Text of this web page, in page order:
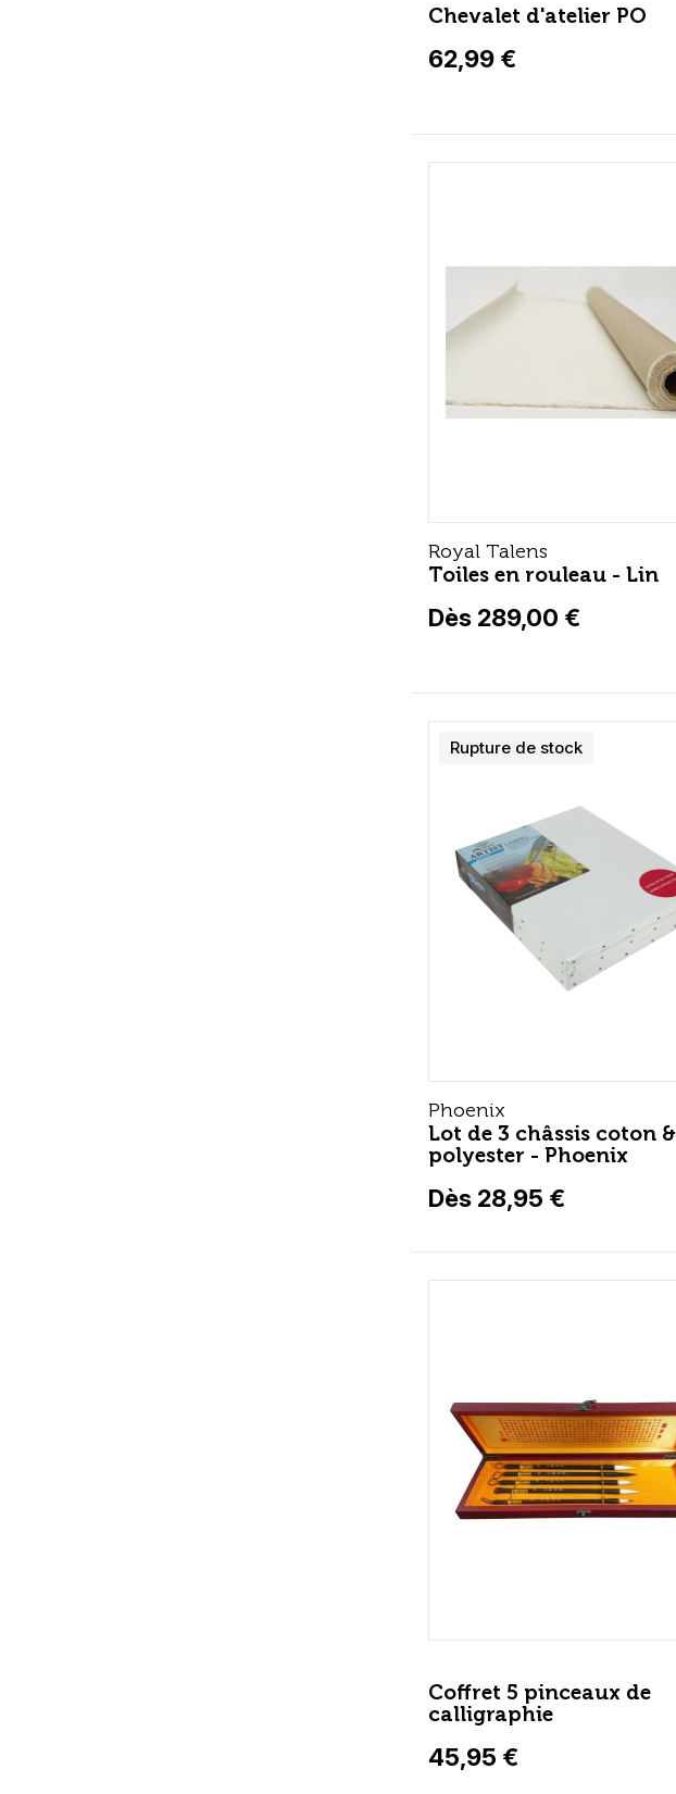
Chevalet d'atelier PO
62,99 €
Royal Talens
Toiles en rouleau - Lin
Dès 289,00 €
Phoenix
Lot de 3 châssis coton &
polyester - Phoenix
Dès 28,95 €
Rupture de stock
Coffret 5 pinceaux de
calligraphie
45,95 €